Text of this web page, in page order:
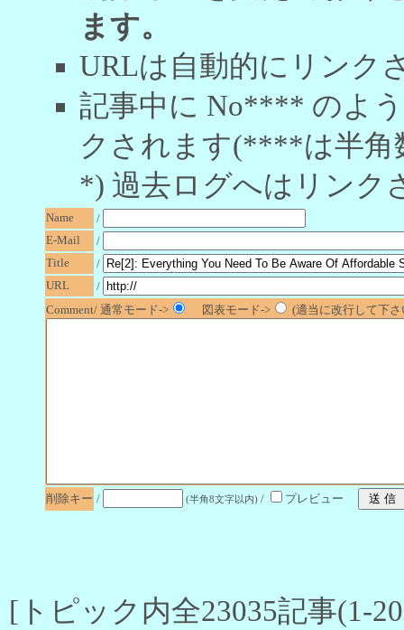
ます。
URLは自動的にリンク
記事中に No**** のよ
クされます(****は半角
*) 過去ログへはリンク
Name
/
E-Mail
/
Title
/
URL
/
Comment/ 通常モード->
図表モード-> (適当に改行して下
削除キー / (半角8文字以内) / プレビュー
[トピック内全23035記事(1-